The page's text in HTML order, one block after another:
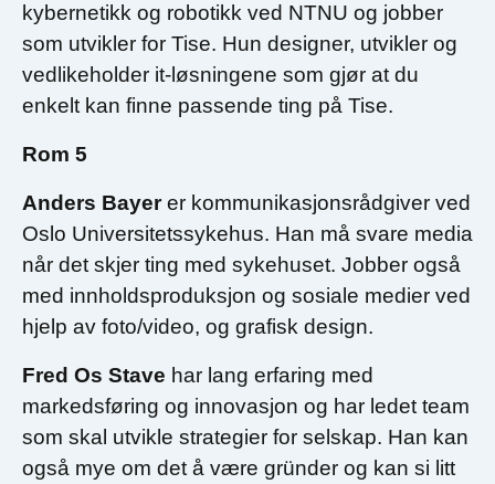
kybernetikk og robotikk ved NTNU og jobber
som utvikler for Tise. Hun designer, utvikler og
vedlikeholder it-løsningene som gjør at du
enkelt kan finne passende ting på Tise.
Rom 5
Anders Bayerer kommunikasjonsrådgiver ved
Oslo Universitetssykehus. Han må svare media
når det skjer ting med sykehuset. Jobber også
med innholdsproduksjon og sosiale medier ved
hjelp av foto/video, og grafisk design.
Fred Os Stave har lang erfaring med
markedsføring og innovasjon og har ledet team
som skal utvikle strategier for selskap. Han kan
også mye om det å være gründer og kan si litt